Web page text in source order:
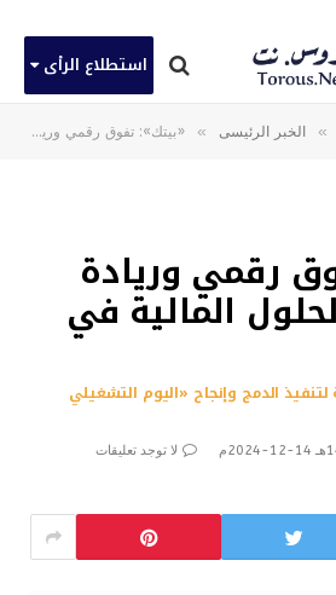
استطلاع الرأى
» الخبر الرئيسى » «بيتك»: تفوق رقمي وريادة في ابتكار الحلول المالية في 2024
رقمي وريادة
المالية في
الدمج وإنجاح «اليوم التشغيلي
لا توجد تعليقات